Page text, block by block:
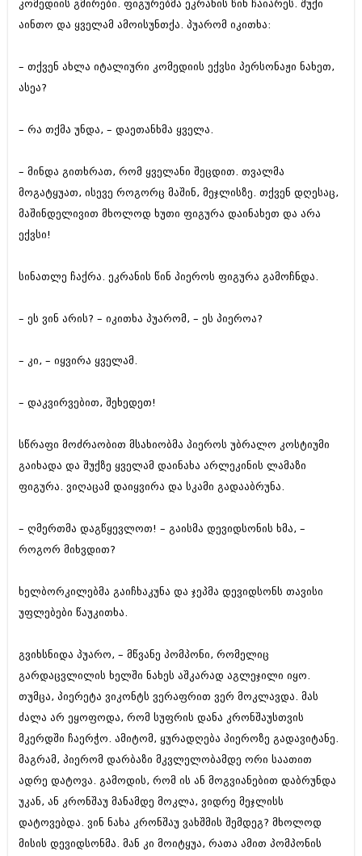
კომედიის გმირები. ფიგურებმა ეკრანის წინ ჩაიარეს. შუქი
აინთო და ყველამ ამოისუნთქა. პუარომ იკითხა:
– თქვენ ახლა იტალიური კომედიის ექვსი პერსონაჟი ნახეთ,
ასეა?
– რა თქმა უნდა, – დაეთანხმა ყველა.
– მინდა გითხრათ, რომ ყველანი შეცდით. თვალმა
მოგატყუათ, ისევე როგორც მაშინ, მეჯლისზე. თქვენ დღესაც,
მაშინდელივით მხოლოდ ხუთი ფიგურა დაინახეთ და არა
ექვსი!
სინათლე ჩაქრა. ეკრანის წინ პიეროს ფიგურა გამოჩნდა.
– ეს ვინ არის? – იკითხა პუარომ, – ეს პიეროა?
– კი, – იყვირა ყველამ.
– დაკვირვებით, შეხედეთ!
სწრაფი მოძრაობით მსახიობმა პიეროს უბრალო კოსტიუმი
გაიხადა და შუქზე ყველამ დაინახა არლეკინის ლამაზი
ფიგურა. ვიღაცამ დაიყვირა და სკამი გადააბრუნა.
– ღმერთმა დაგწყევლოთ! – გაისმა დევიდსონის ხმა, –
როგორ მიხვდით?
ხელბორკილებმა გაიჩხაკუნა და ჯეპმა დევიდსონს თავისი
უფლებები წაუკითხა.
გვიხსნიდა პუარო, – მწვანე პომპონი, რომელიც
გარდაცვლილის ხელში ნახეს აშკარად აგლეჯილი იყო.
თუმცა, პიერეტა ვიკონტს ვერაფრით ვერ მოკლავდა. მას
ძალა არ ეყოფოდა, რომ სუფრის დანა კრონშაუსთვის
მკერდში ჩაერჭო. ამიტომ, ყურადღება პიეროზე გადავიტანე.
მაგრამ, პიერომ დარბაზი მკვლელობამდე ორი საათით
ადრე დატოვა. გამოდის, რომ ის ან მოგვიანებით დაბრუნდა
უკან, ან კრონშაუ მანამდე მოკლა, ვიდრე მეჯლისს
დატოვებდა. ვინ ნახა კრონშაუ ვახშმის შემდეგ? მხოლოდ
მისის დევიდსონმა. მან კი მოიტყუა, რათა ამით პომპონის